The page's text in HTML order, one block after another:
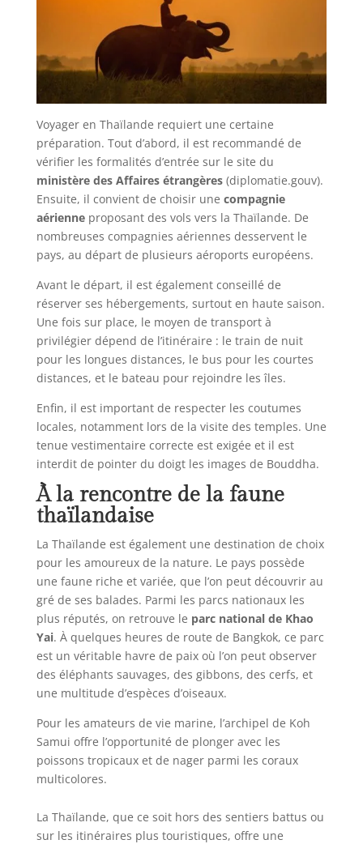
Voyager en Thaïlande requiert une certaine
préparation. Tout d’abord, il est recommandé de
vérifier les formalités d’entrée sur le site du
ministère des Affaires étrangères(diplomatie.gouv).
Ensuite, il convient de choisir une compagnie
aérienneproposant des vols vers la Thaïlande. De
nombreuses compagnies aériennes desservent le
pays, au départ de plusieurs aéroports européens.
Avant le départ, il est également conseillé de
réserver ses hébergements, surtout en haute saison.
Une fois sur place, le moyen de transport à
privilégier dépend de l’itinéraire : le train de nuit
pour les longues distances, le bus pour les courtes
distances, et le bateau pour rejoindre les îles.
Enfin, il est important de respecter les coutumes
locales, notamment lors de la visite des temples. Une
tenue vestimentaire correcte est exigée et il est
interdit de pointer du doigt les images de Bouddha.
À la rencontre de la faune
thaïlandaise
La Thaïlande est également une destination de choix
pour les amoureux de la nature. Le pays possède
une faune riche et variée, que l’on peut découvrir au
gré de ses balades. Parmi les parcs nationaux les
plus réputés, on retrouve le parc national de Khao
Yai. À quelques heures de route de Bangkok, ce parc
est un véritable havre de paix où l’on peut observer
des éléphants sauvages, des gibbons, des cerfs, et
une multitude d’espèces d’oiseaux.
Pour les amateurs de vie marine, l’archipel de Koh
Samui offre l’opportunité de plonger avec les
poissons tropicaux et de nager parmi les coraux
multicolores.
La Thaïlande, que ce soit hors des sentiers battus ou
sur les itinéraires plus touristiques, offre une